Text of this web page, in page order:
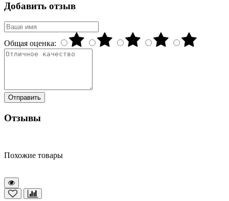
Добавить отзыв
Общая оценка:
Отправить
Отзывы
Похожие товары